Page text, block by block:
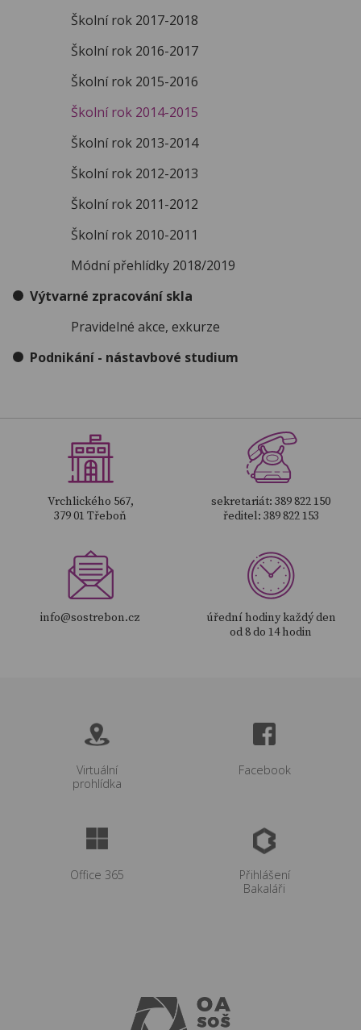
Školní rok 2017-2018
Školní rok 2016-2017
Školní rok 2015-2016
Školní rok 2014-2015
Školní rok 2013-2014
Školní rok 2012-2013
Školní rok 2011-2012
Školní rok 2010-2011
Módní přehlídky 2018/2019
Výtvarné zpracování skla
Pravidelné akce, exkurze
Podnikání - nástavbové studium
Vrchlického 567,
379 01 Třeboň
sekretariát: 389 822 150
ředitel: 389 822 153
info@sostrebon.cz
úřední hodiny každý den
od 8 do 14 hodin
Virtuální
prohlídka
Facebook
Office 365
Přihlášení
Bakaláři